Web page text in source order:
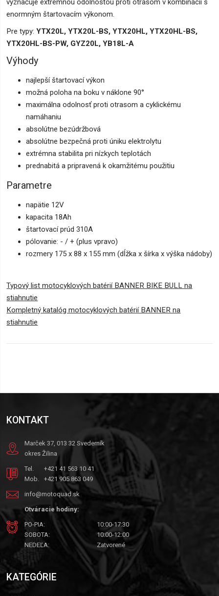
vyznačuje extrémnou odolnosťou proti otrasom v kombinácii s
enormným štartovacím výkonom.
Pre typy:YTX20L, YTX20L-BS, YTX20HL, YTX20HL-BS,
YTX20HL-BS-PW, GYZ20L, YB18L-A
Výhody
najlepší štartovací výkon
možná poloha na boku v náklone 90°
maximálna odolnosť proti otrasom a cyklickému
namáhaniu
absolútne bezúdržbová
absolútne bezpečná proti úniku elektrolytu
extrémna stabilita pri nízkych teplotách
prednabitá a pripravená k okamžitému použitiu
Parametre
napätie 12V
kapacita 18Ah
štartovací prúd 310A
pólovanie: - / + (plus vpravo)
rozmery 175 x 88 x 155 mm (dĺžka x šírka x výška nádoby)
Typový list motocyklových batérií BANNER BIKE BULL na
stiahnutie
Kompletný katalóg motocyklových batérií BANNER na
stiahnutie
KONTAKT
Marček 37, 013 32 Svederník
okres Žilina
Tel.
+421 41 563 10 41
Mob.
+421 905 863 049
info@motoquad.sk
Otváracie hodiny:
PO-PIA:
10:00-17:30
SOBOTA:
10:00-12:00
NEDEĽA:
Zatvorené
KATEGÓRIE